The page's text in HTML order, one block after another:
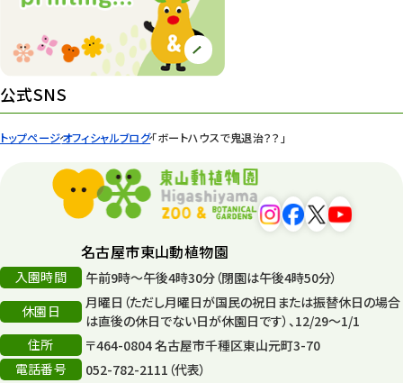
トップページオフィシャルブログ「ボートハウスで鬼退治？？」
紅葉情報
ズーボ
イベント
平和公園
森のとこやさん
再生
公式SNS
名古屋市東山動植物園
入園時間
午前9時～午後4時30分（閉園は午後4時50分）
休園日
月曜日（ただし月曜日が国民の祝日または振替休日の場合
は直後の休日でない日が休園日です）、12/29～1/1
住所
〒464-0804 名古屋市千種区東山元町3-70
電話番号
052-782-2111（代表）